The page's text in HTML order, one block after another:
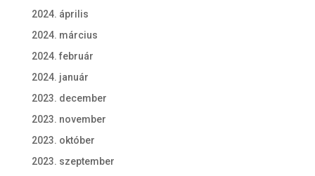
2024. április
2024. március
2024. február
2024. január
2023. december
2023. november
2023. október
2023. szeptember